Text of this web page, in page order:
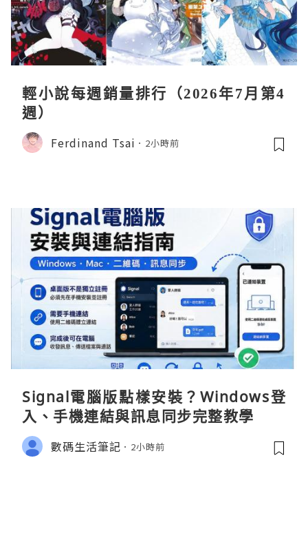
輕小說每週銷量排行（2026年7月第4
週）
Ferdinand Tsai 2小時前
Signal電腦版點樣安裝？Windows登
入、手機連結與訊息同步完整教學
數碼生活筆記 2小時前